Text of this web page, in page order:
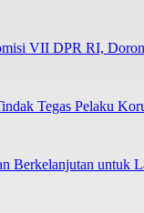
VII DPR RI,
Tegas Pelaku
Berkelanjutan untuk